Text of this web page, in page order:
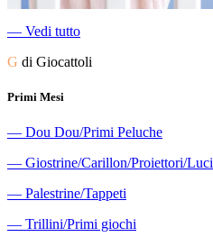
― Vedi tutto
G di Giocattoli
Primi Mesi
― Dou Dou/Primi Peluche
― Giostrine/Carillon/Proiettori/Luci
― Palestrine/Tappeti
― Trillini/Primi giochi